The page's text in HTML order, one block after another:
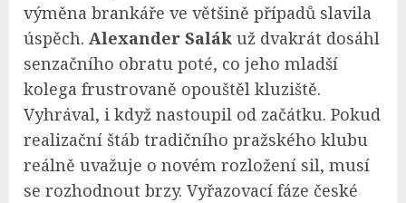
výměna brankáře ve většině případů slavila
úspěch. Alexander Salák už dvakrát dosáhl
senzačního obratu poté, co jeho mladší
kolega frustrovaně opouštěl kluziště.
Vyhrával, i když nastoupil od začátku. Pokud
realizační štáb tradičního pražského klubu
reálně uvažuje o novém rozložení sil, musí
se rozhodnout brzy. Vyřazovací fáze české